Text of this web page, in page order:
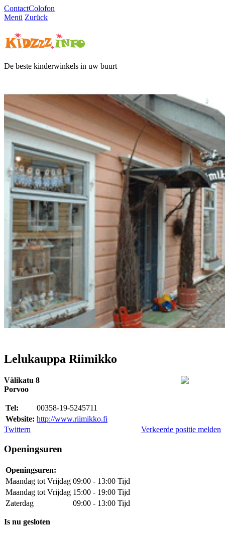
ContactColofon
Menü Zurück
De beste kinderwinkels in uw buurt
Lelukauppa Riimikko
Välikatu 8
Porvoo
Tel:
00358-19-5245711
Website: http://www.riimikko.fi
Verkeerde positie melden
Twittern
Openingsuren
Openingsuren:
Maandag tot Vrijdag 09:00 - 13:00 Tijd
Maandag tot Vrijdag 15:00 - 19:00 Tijd
Zaterdag
09:00 - 13:00 Tijd
Is nu gesloten